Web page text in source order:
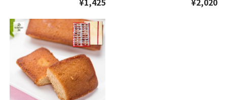
子 スイーツ ギフト 贈り物 お
子 スイーツ ギフト 贈り物 お